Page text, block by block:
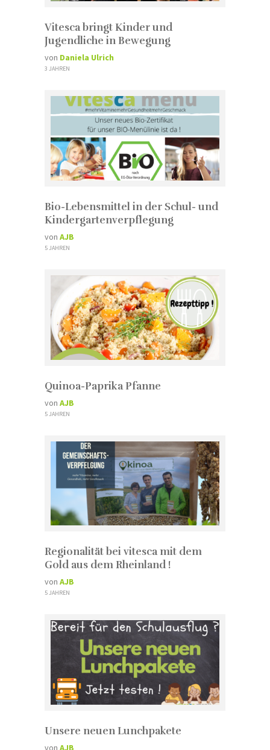
Vitesca bringt Kinder und
Jugendliche in Bewegung
von Daniela Ulrich
3 JAHREN
Bio-Lebensmittel in der Schul- und
Kindergartenverpflegung
von AJB
5 JAHREN
Quinoa-Paprika Pfanne
von AJB
5 JAHREN
Regionalität bei vitesca mit dem
Gold aus dem Rheinland !
von AJB
5 JAHREN
Unsere neuen Lunchpakete
von AJB